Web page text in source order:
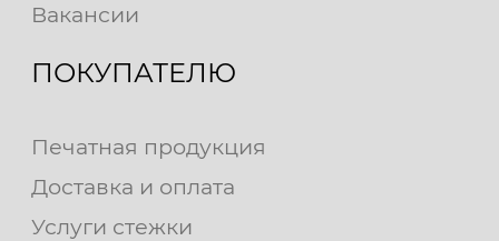
Вакансии
ПОКУПАТЕЛЮ
Печатная продукция
Доставка и оплата
Услуги стежки